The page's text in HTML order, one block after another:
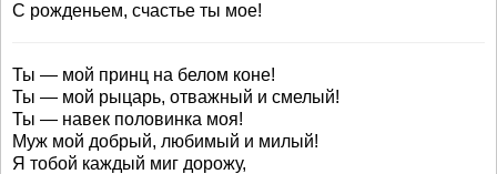
С рожденьем, счастье ты мое!
Ты — мой принц на белом коне!
Ты — мой рыцарь, отважный и смелый!
Ты — навек половинка моя!
Муж мой добрый, любимый и милый!
Я тобой каждый миг дорожу,